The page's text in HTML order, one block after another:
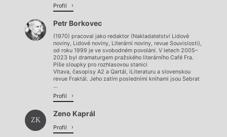
Profil
Petr Borkovec
(1970) pracoval jako redaktor (Nakladatelství Lidové
noviny, Lidové noviny, Literární noviny, revue Souvislosti),
od roku 1999 je ve svobodném povolání. V letech 2005–
2023 byl dramaturgem pražského literárního Café Fra.
Píše sloupky pro rozhlasovou stanici
Vltava, časopisy A2 a Qartál, iLiteraturu a slovenskou
revue Fraktál. Jeho zatím posledními knihami jsou Sebrat
...
Profil
ZK
Zeno Kaprál
Profil